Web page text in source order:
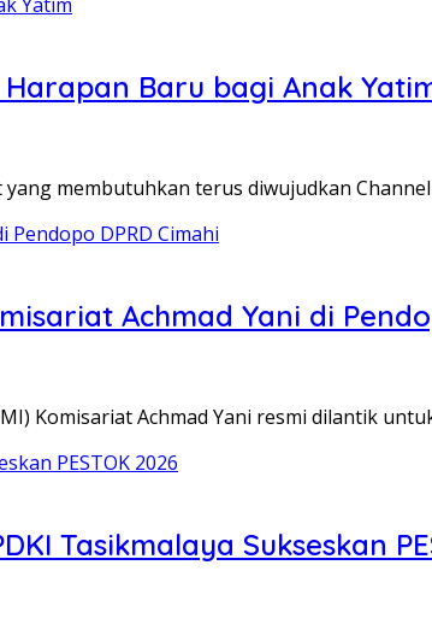
Baru bagi Anak
yang membutuhkan terus diwujudkan
Achmad Yani di
Komisariat Achmad Yani resmi dilantik
Tasikmalaya Sukseskan